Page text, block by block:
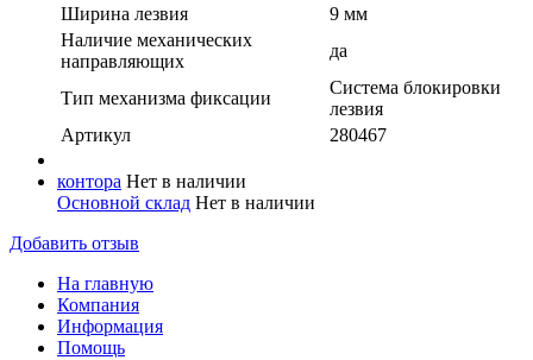
Ширина лезвия
9 мм
Наличие механических
направляющих
да
Тип механизма фиксации
Система блокировки
лезвия
Артикул
280467
контора Нет в наличии
Основной склад Нет в наличии
Добавить отзыв
На главную
Компания
Информация
Помощь